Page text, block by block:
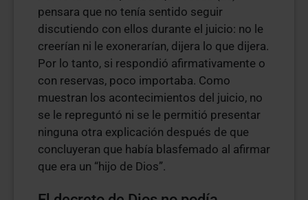
pensara que no tenía sentido seguir
discutiendo con ellos durante el juicio: no le
creerían ni le exonerarían, dijera lo que dijera.
Por lo tanto, si respondió afirmativamente o
con reservas, poco importaba. Como
muestran los acontecimientos del juicio, no
se le repreguntó ni se le permitió presentar
ninguna otra explicación después de que
concluyeran que había blasfemado al afirmar
que era un “hijo de Dios”.